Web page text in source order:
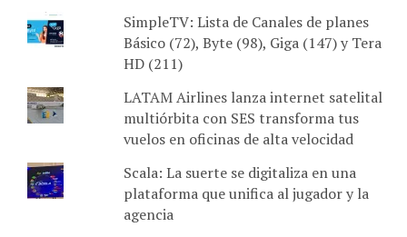
SimpleTV: Lista de Canales de planes
Básico (72), Byte (98), Giga (147) y Tera
HD (211)
LATAM Airlines lanza internet satelital
multiórbita con SES transforma tus
vuelos en oficinas de alta velocidad
Scala: La suerte se digitaliza en una
plataforma que unifica al jugador y la
agencia